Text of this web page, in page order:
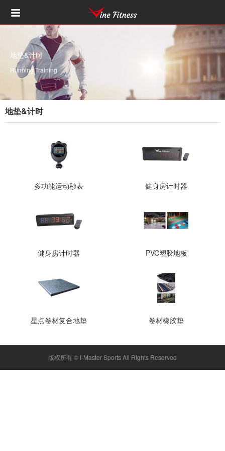
地垫&计时
Running Training
地垫&计时
多功能运动秒表 健身房计时器
健身房计时器 PVC塑胶地板
星点卷材复合地垫 卷材橡胶垫
版权所有 © I-Master SportsAll Rights Reserved